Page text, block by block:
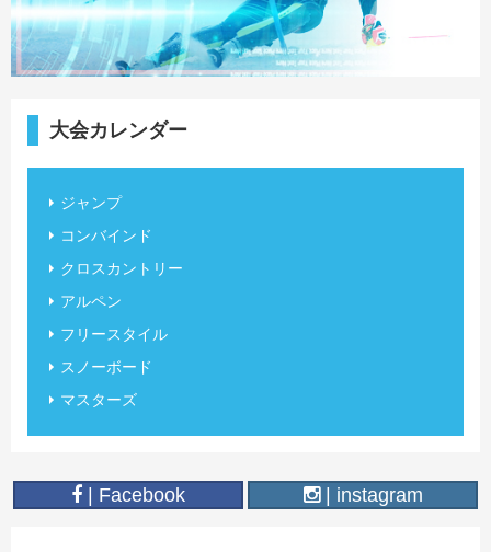
大会カレンダー
ジャンプ
コンバインド
クロスカントリー
アルペン
フリースタイル
スノーボード
マスターズ
| Facebook | instagram